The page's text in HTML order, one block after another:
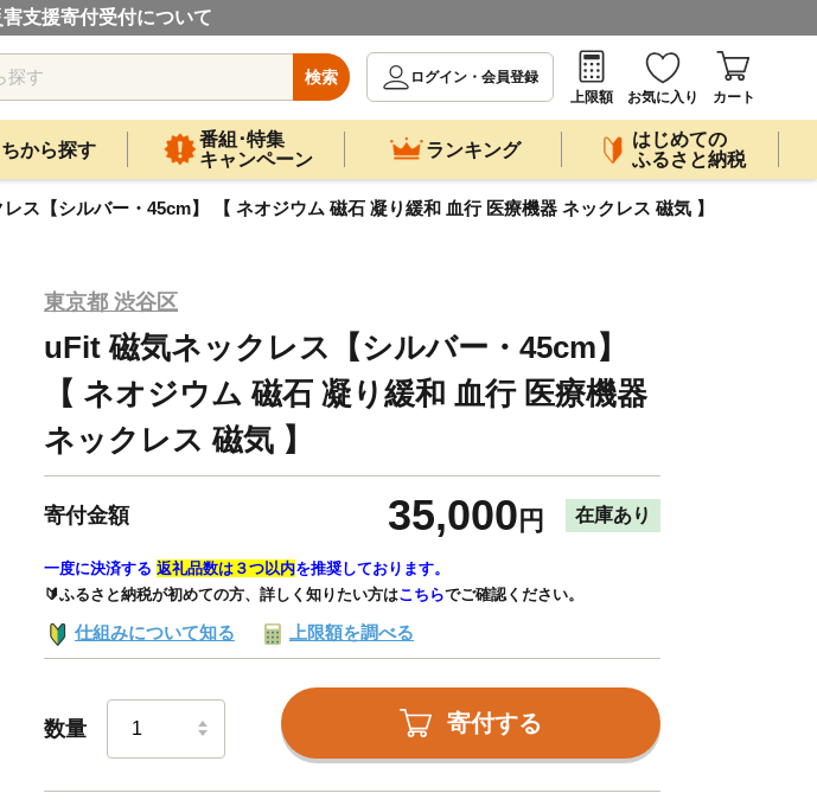
支援寄付受付について
検索
ログイン・会員登録
上限額
お気に入り カート
ちから探す
番組･特集
キャンペーン
ランキング
はじめての
ふるさと納税
ス【シルバー・45cm】 【 ネオジウム 磁石 凝り緩和 血行 医療機器 ネックレス 磁気 】
東京都 渋谷区
uFit 磁気ネックレス【シルバー・45cm】
【 ネオジウム 磁石 凝り緩和 血行 医療機器
ネックレス 磁気 】
寄付金額 35,000 円 在庫あり
一度に決済する 返礼品数は３つ以内を推奨しております。
🔰ふるさと納税が初めての方、詳しく知りたい方はこちらでご確認ください。
仕組みについて知る 上限額を調べる
数量 寄付する